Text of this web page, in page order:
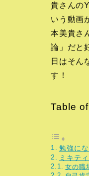
貴さんの
いう動画
本美貴さ
論」だと
日はそん
す！
Table
勉強に
ミキテ
女の職